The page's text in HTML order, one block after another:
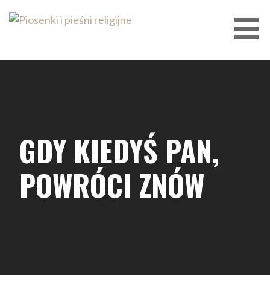
do
GDY KIEDYŚ PAN,
POWRÓCI ZNÓW